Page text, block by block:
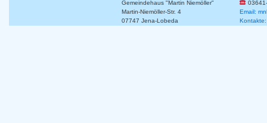
Gemeindehaus "Martin Niemöller"
Martin-Niemöller-Str. 4
Email:
07747 Jena-Lobeda